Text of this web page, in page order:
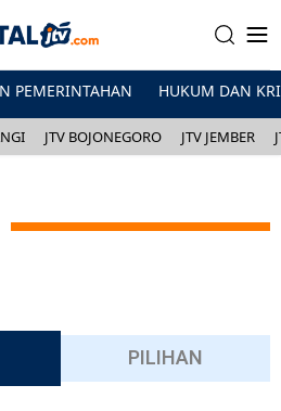
PEMERINTAHAN HUKUM DAN
JTV BOJONEGORO JTV JEMBER
PILIHAN